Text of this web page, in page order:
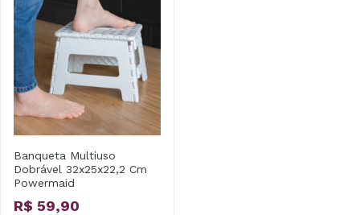
Banqueta Multiuso
Dobrável 32x25x22,2 Cm
Powermaid
R$ 59,90